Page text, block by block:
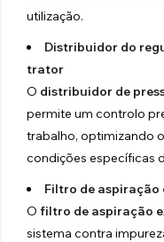
utilização.
Distribuidor do
trator
O distribuidor de
permite um controlo
trabalho, optimizando
condições específicas
Filtro de aspiração
O filtro de aspiração
sistema contra